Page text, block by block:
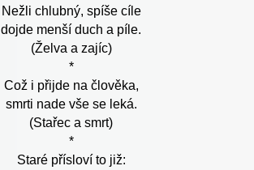
Nežli chlubný, spíše cíle
dojde menší duch a píle.
(Želva a zajíc)
*
Což i přijde na člověka,
smrti nade vše se leká.
(Stařec a smrt)
*
Staré přísloví to již: